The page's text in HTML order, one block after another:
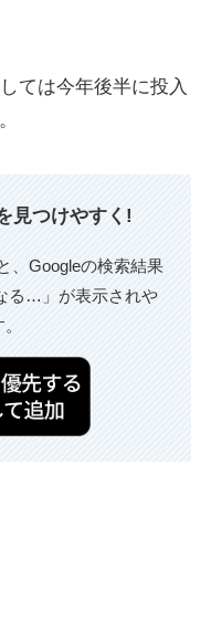
ては今年後半に投入
見つけやすく!
、Googleの検索結果
る…」が表示されや